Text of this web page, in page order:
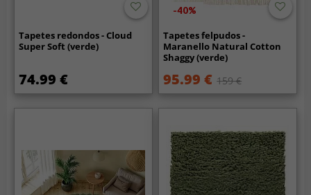
Tapetes redondos - Cloud
Super Soft (verde)
74.99 €
-40%
Tapetes felpudos -
Maranello Natural Cotton
Shaggy (verde)
95.99 € 159 €